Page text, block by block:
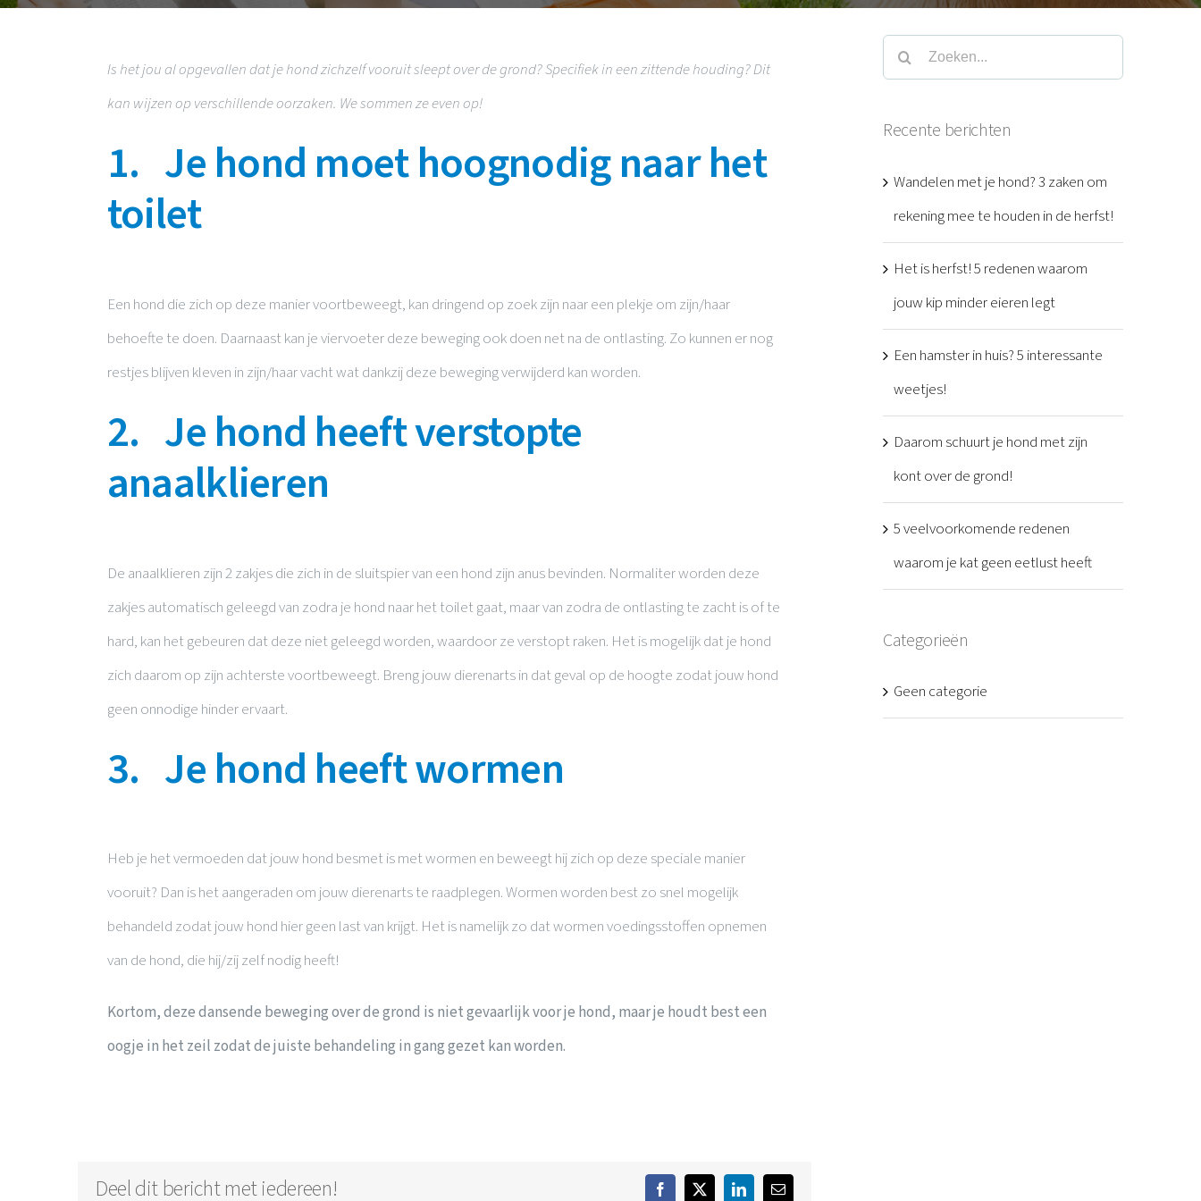
Is het jou al opgevallen dat je hond zichzelf vooruit sleept over de grond? Specifiek in een zittende houding? Dit
kan wijzen op verschillende oorzaken. We sommen ze even op!
1. Je hond moet hoognodig naar het
toilet
Een hond die zich op deze manier voortbeweegt, kan dringend op zoek zijn naar een plekje om zijn/haar
behoefte te doen. Daarnaast kan je viervoeter deze beweging ook doen net na de ontlasting. Zo kunnen er nog
restjes blijven kleven in zijn/haar vacht wat dankzij deze beweging verwijderd kan worden.
2. Je hond heeft verstopte
anaalklieren
De anaalklieren zijn 2 zakjes die zich in de sluitspier van een hond zijn anus bevinden. Normaliter worden deze
zakjes automatisch geleegd van zodra je hond naar het toilet gaat, maar van zodra de ontlasting te zacht is of te
hard, kan het gebeuren dat deze niet geleegd worden, waardoor ze verstopt raken. Het is mogelijk dat je hond
zich daarom op zijn achterste voortbeweegt. Breng jouw dierenarts in dat geval op de hoogte zodat jouw hond
geen onnodige hinder ervaart.
3. Je hond heeft wormen
Heb je het vermoeden dat jouw hond besmet is met wormen en beweegt hij zich op deze speciale manier
vooruit? Dan is het aangeraden om jouw dierenarts te raadplegen. Wormen worden best zo snel mogelijk
behandeld zodat jouw hond hier geen last van krijgt. Het is namelijk zo dat wormen voedingsstoffen opnemen
van de hond, die hij/zij zelf nodig heeft!
Kortom, deze dansende beweging over de grond is niet gevaarlijk voor je hond, maar je houdt best een
oogje in het zeil zodat de juiste behandeling in gang gezet kan worden.
Deel dit bericht met iedereen! FacebookTwitterLinkedIn
E-
Zoeken
naar:
Recente berichten
Wandelen met je hond? 3 zaken om
rekening mee te houden in de herfst!
Het is herfst! 5 redenen waarom
jouw kip minder eieren legt
Een hamster in huis? 5 interessante
weetjes!
Daarom schuurt je hond met zijn
kont over de grond!
5 veelvoorkomende redenen
waarom je kat geen eetlust heeft
Categorieën
Geen categorie